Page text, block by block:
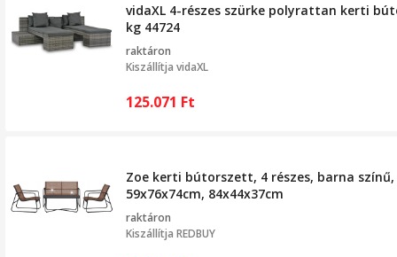
vidaXL 4-részes szürke polyrattan kerti
kg 44724
raktáron
Kiszállítja vidaXL
125.071 Ft
Zoe kerti bútorszett, 4 részes, barna színű,
59x76x74cm, 84x44x37cm
raktáron
Kiszállítja REDBUY